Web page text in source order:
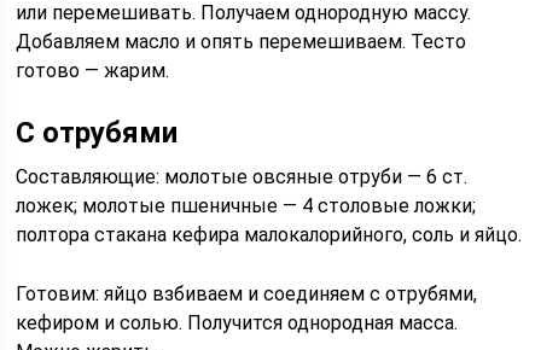
или перемешивать. Получаем однородную массу.
Добавляем масло и опять перемешиваем. Тесто
готово — жарим.
С отрубями
Составляющие: молотые овсяные отруби — 6 ст.
ложек; молотые пшеничные — 4 столовые ложки;
полтора стакана кефира малокалорийного, соль и яйцо.
Готовим: яйцо взбиваем и соединяем с отрубями,
кефиром и солью. Получится однородная масса.